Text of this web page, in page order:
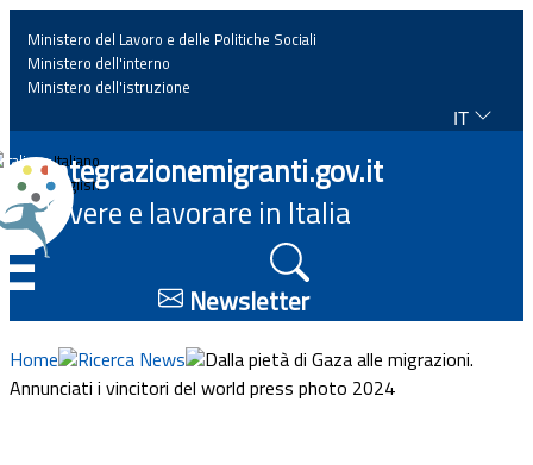
Home
News
Approfondimenti
Eventi
Ministero del Lavoro e delle Politiche Sociali
Ministero dell'interno
Ministero dell'istruzione
IT
Italiano
English
Integrazionemigranti.gov.it
Vivere e lavorare in Italia
Newsletter
Home Ricerca News
Dalla pietà di Gaza alle migrazioni.
Annunciati i vincitori del world press photo 2024